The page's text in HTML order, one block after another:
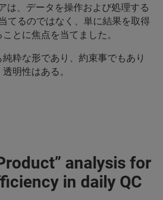
は、データを操作および処理する
てるのではなく、単に結果を取得
とに焦点を当てました。
粋な形であり、約束事でもあり
明性はある。
analysis for
in daily QC